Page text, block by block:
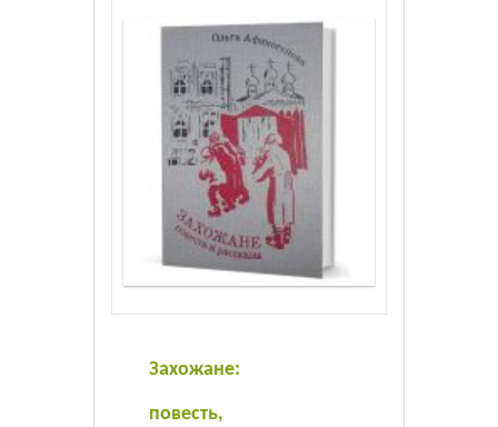
Букинистические книги
Захожане:
повесть,